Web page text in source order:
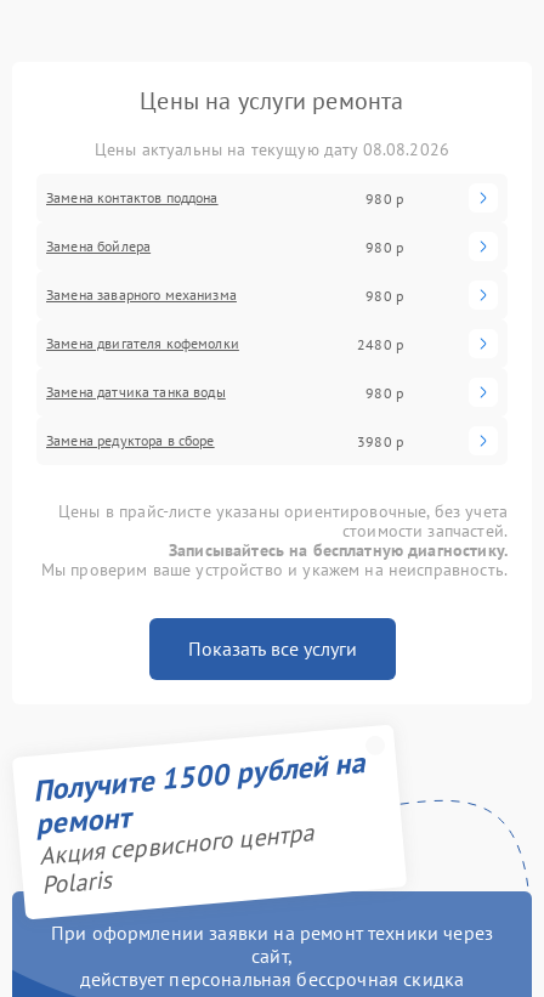
Цены на услуги ремонта
Цены актуальны на текущую дату 08.08.2026
Замена контактов поддона 980 р
Замена бойлера 980 р
Замена заварного механизма 980 р
Замена двигателя кофемолки 2480 р
Замена датчика танка воды 980 р
Замена редуктора в сборе 3980 р
Цены в прайс-листе указаны ориентировочные, без учета
стоимости запчастей.
Записывайтесь на бесплатную диагностику.
Мы проверим ваше устройство и укажем на неисправность.
Показать все услуги
Получите 1500 рублей на
ремонт
Акция сервисного центра
Polaris
При оформлении заявки на ремонт техники через
сайт,
действует персональная бессрочная скидка